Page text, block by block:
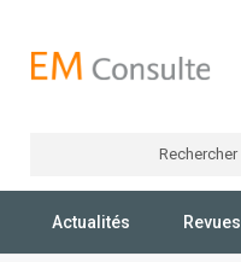
Rechercher
Actualités Revues